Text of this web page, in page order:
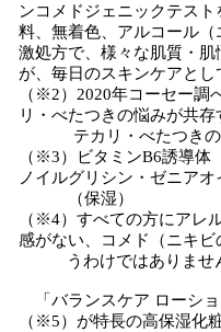
ンコメドジェニックテス
料、無着色、アルコール
激処方で、様々な肌質・
が、毎日のスキンケアとし
（※2）2020年コーセー
リ・べたつきの悩みが共
テカリ・べたつきの
（※3）ビタミンB6誘導体
ノイルグリシン・ゼニア
（保湿）
（※4）すべての方にアレ
感がない、コメド（ニキ
うわけではありませ
「バランスケア ローシ
（※5）が特長の高保湿化